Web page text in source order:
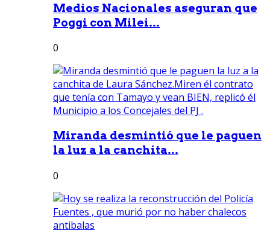
Medios Nacionales aseguran que
Poggi con Milei...
0
Miranda desmintió que le paguen
la luz a la canchita...
0